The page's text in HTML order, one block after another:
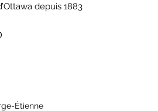
depuis 1883
Étienne